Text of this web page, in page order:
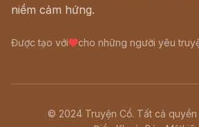
niềm cảm hứng.
Được tạo với cho những người yêu
© 2024 Truyện Cổ. Tất cả